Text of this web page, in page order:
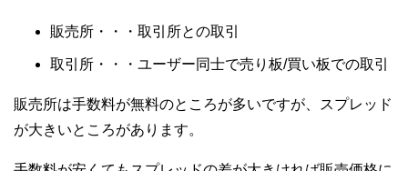
販売所・・・取引所との取引
取引所・・・ユーザー同士で売り板/買い板での取引
販売所は手数料が無料のところが多いですが、スプレッド
が大きいところがあります。